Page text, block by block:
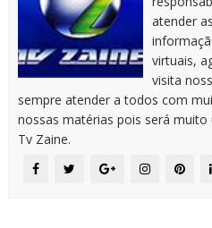
atender
virtuais,
visita
sempre atender a todos com
nossas matérias pois será
Tv Zaine.